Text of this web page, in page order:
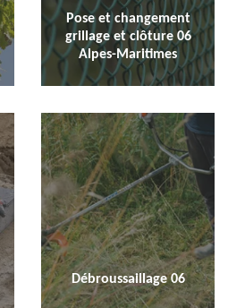
Pose et changement
grillage et clôture 06
Alpes-Maritimes
Débroussaillage 06